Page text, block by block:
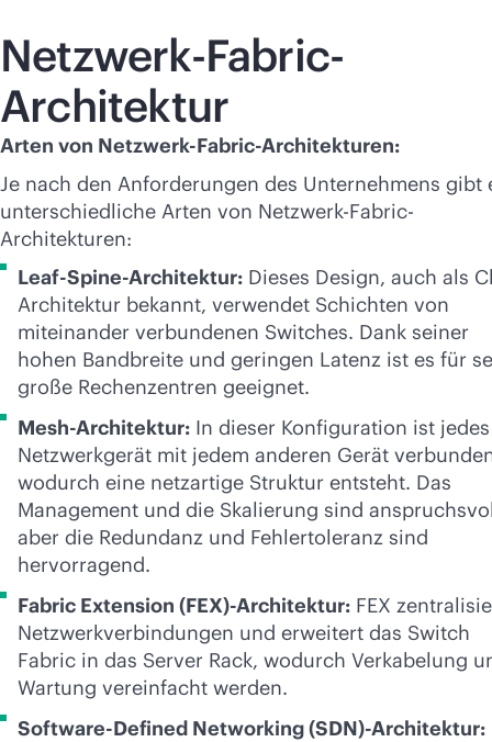
Netzwerk-Fabric-
Architektur
Arten von Netzwerk-Fabric-Architekturen:
Je nach den Anforderungen des Unternehmens gibt
unterschiedliche Arten von Netzwerk-Fabric-
Architekturen:
Leaf-Spine-Architektur: Dieses Design, auch als
Architektur bekannt, verwendet Schichten von
miteinander verbundenen Switches. Dank seiner
hohen Bandbreite und geringen Latenz ist es für
große Rechenzentren geeignet.
Mesh-Architektur: In dieser Konfiguration ist jedes
Netzwerkgerät mit jedem anderen Gerät
wodurch eine netzartige Struktur entsteht. Das
Management und die Skalierung sind
aber die Redundanz und Fehlertoleranz sind
hervorragend.
Fabric Extension (FEX)-Architektur: FEX
Netzwerkverbindungen und erweitert das Switch
Fabric in das Server Rack, wodurch Verkabelung
Wartung vereinfacht werden.
Software-Defined Networking (SDN)-Architektur: